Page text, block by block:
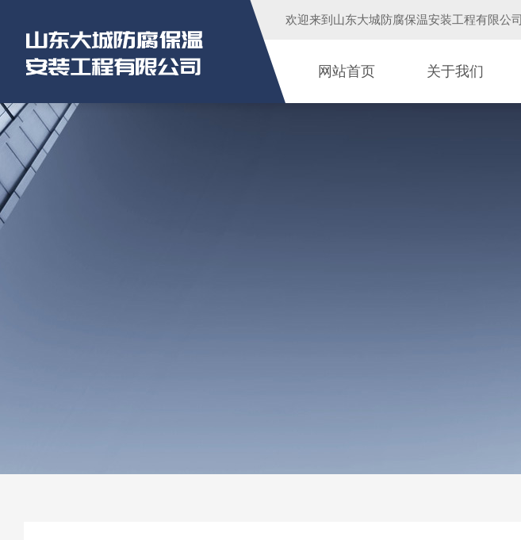
欢迎来到 山东大城防腐保温安装工程有限公司
网站首页 关于我们